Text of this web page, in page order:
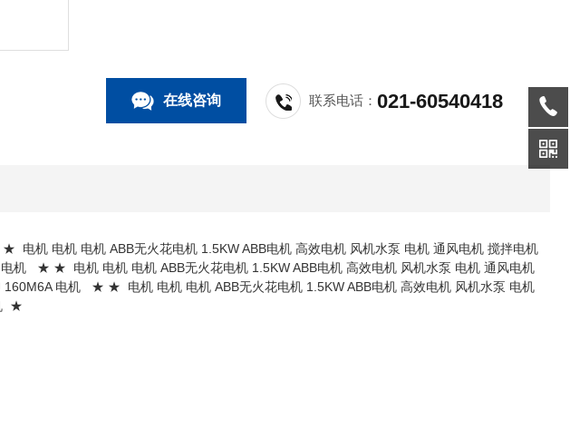
在线咨询 联系电话：021-60540418
机 电机 电机 ABB无火花电机 1.5KW ABB电机 高效电机 风机水泵 电机 通风电机 搅拌电机
机 ★ ★ 电机 电机 电机 ABB无火花电机 1.5KW ABB电机 高效电机 风机水泵 电机 通风电机
电机 ★ ★ 电机 电机 电机 ABB无火花电机 1.5KW ABB电机 高效电机 风机水泵 电机
★